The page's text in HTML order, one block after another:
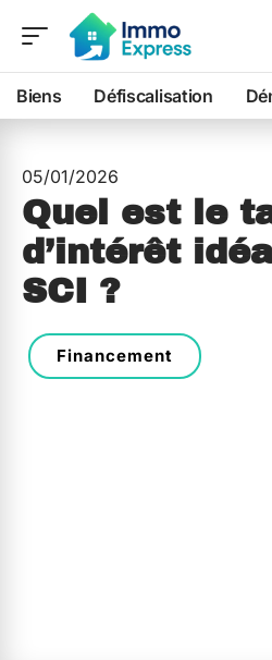
Biens Défiscalisation
05/01/2026
Quel est le
d’intérêt
SCI ?
Financement